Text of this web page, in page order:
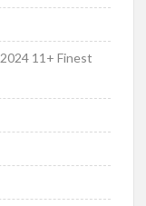
11+ Finest